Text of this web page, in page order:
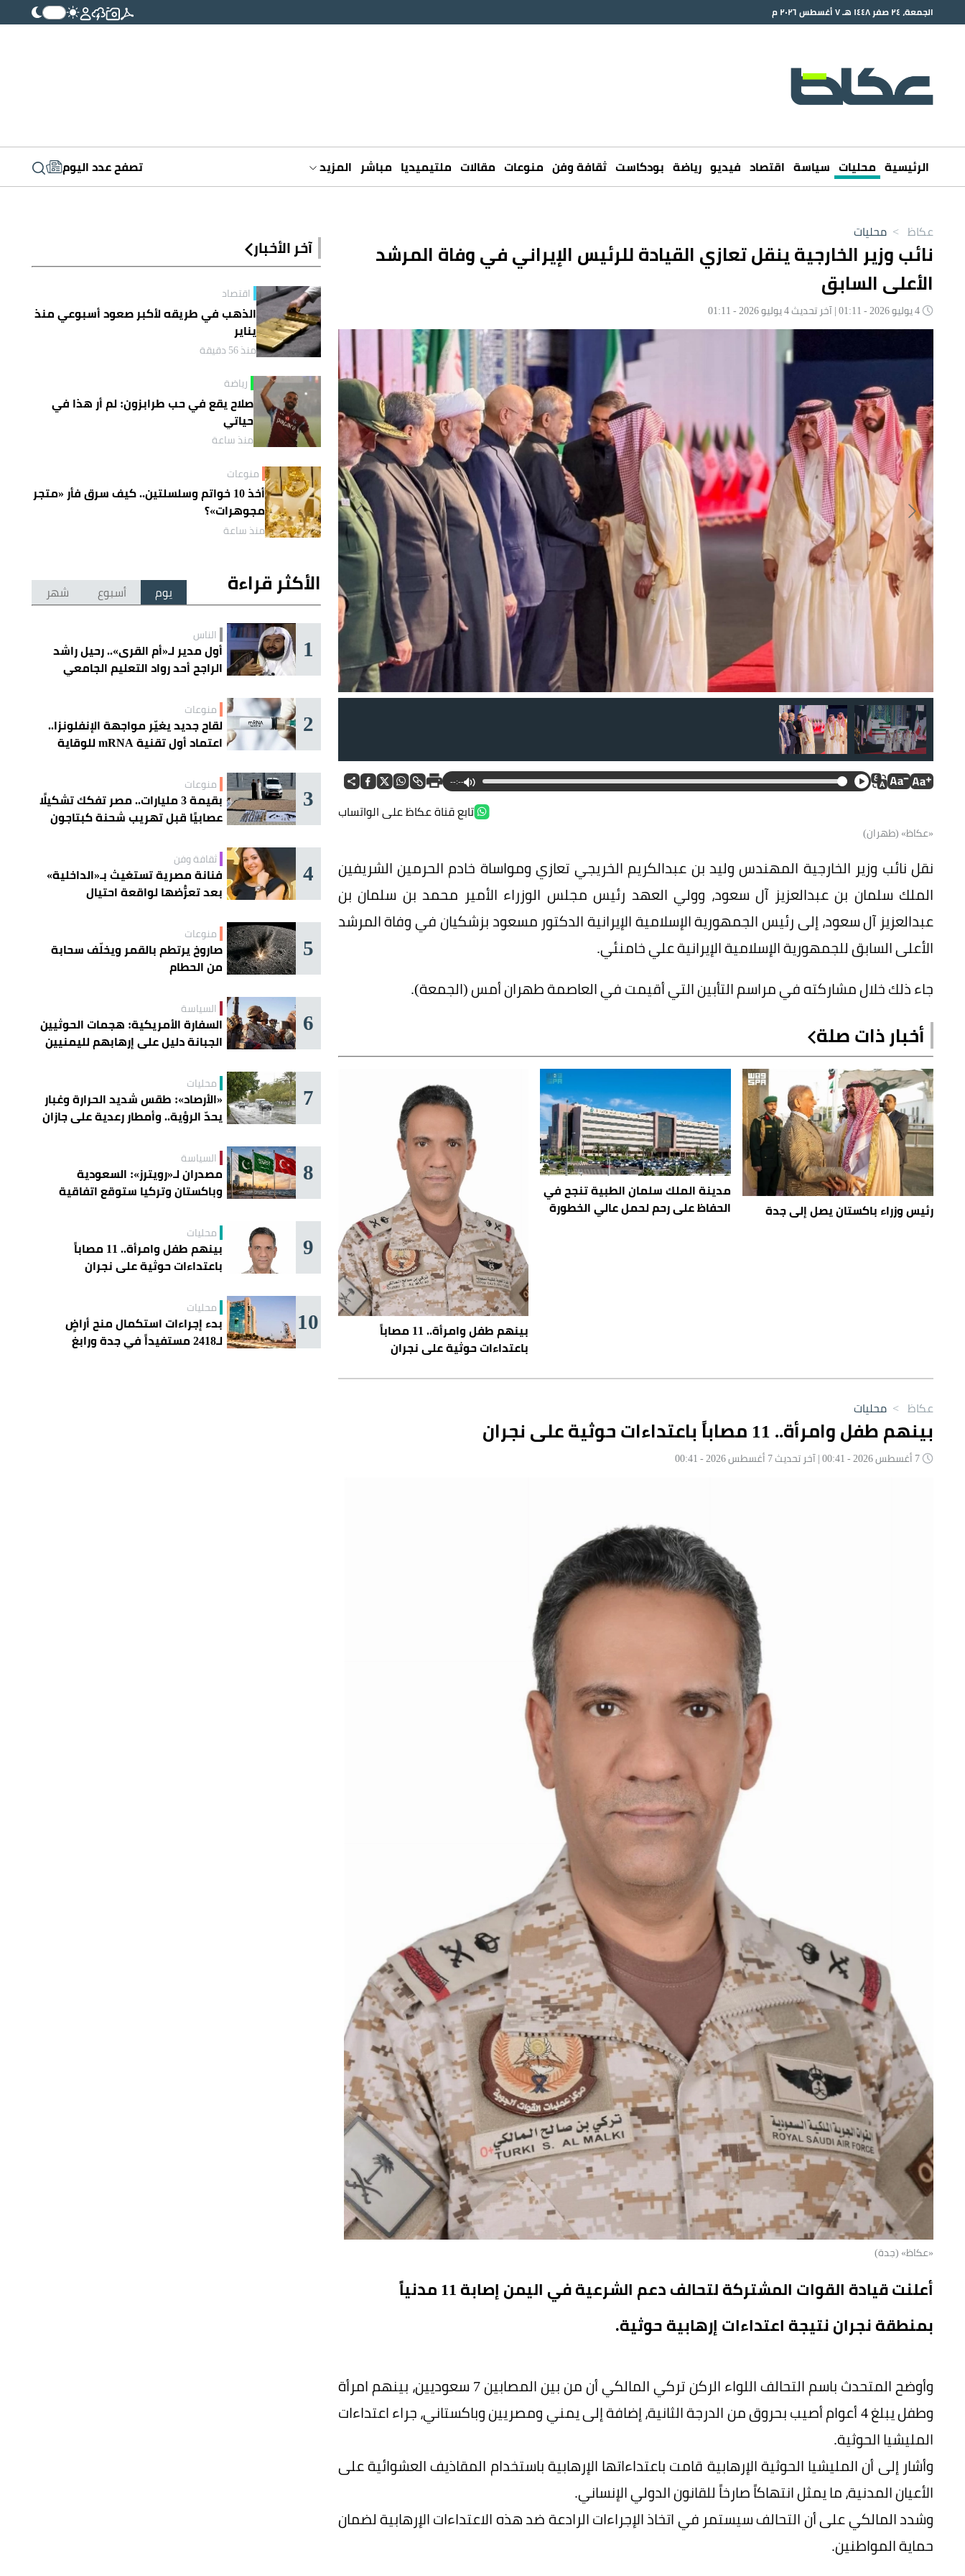
الجمعة، ٢٤ صفر ١٤٤٨ هـ ٧ أغسطس ٢٠٢٦ م
الرئيسية محليات سياسة اقتصاد فيديو رياضة بودكاست ثقافة وفن منوعات مقالات ملتيميديا مباشر المزيد تصفح عدد اليوم
عكاظ > محليات
نائب وزير الخارجية ينقل تعازي القيادة للرئيس الإيراني في وفاة المرشد
الأعلى السابق
--:--
تابع قناة عكاظ على الواتساب
«عكاظ» (طهران)
نقل نائب وزير الخارجية المهندس وليد بن عبدالكريم الخريجي تعازي ومواساة خادم الحرمين الشريفين
الملك سلمان بن عبدالعزيز آل سعود، وولي العهد رئيس مجلس الوزراء الأمير محمد بن سلمان بن
عبدالعزيز آل سعود، إلى رئيس الجمهورية الإسلامية الإيرانية الدكتور مسعود بزشكيان في وفاة المرشد
الأعلى السابق للجمهورية الإسلامية الإيرانية علي خامنئي.
جاء ذلك خلال مشاركته في مراسم التأبين التي أقيمت في العاصمة طهران أمس (الجمعة).
أخبار ذات صلة
رئيس وزراء باكستان يصل إلى جدة
مدينة الملك سلمان الطبية تنجح في
الحفاظ على رحم لحمل عالي الخطورة
بينهم طفل وامرأة.. 11 مصاباً
باعتداءات حوثية على نجران
آخر الأخبار
اقتصاد
الذهب في طريقه لأكبر صعود أسبوعي منذ
يناير
منذ 56 دقيقة
رياضة
صلاح يقع في حب طرابزون: لم أر هذا في
حياتي
منذ ساعة
منوعات
أخذ 10 خواتم وسلسلتين.. كيف سرق فأر «متجر
مجوهرات»؟
منذ ساعة
الأكثر قراءة يوم أسبوع شهر
1 الناس
أول مدير لـ«أم القرى».. رحيل راشد
الراجح أحد رواد التعليم الجامعي
2 منوعات
لقاح جديد يغيّر مواجهة الإنفلونزا..
اعتماد أول تقنية mRNA للوقاية
3 منوعات
بقيمة 3 مليارات.. مصر تفكك تشكيلًا
عصابيًا قبل تهريب شحنة كبتاجون
4 ثقافة وفن
فنانة مصرية تستغيث بـ«الداخلية»
بعد تعرُّضها لواقعة احتيال
5 منوعات
صاروخ يرتطم بالقمر ويخلّف سحابة
من الحطام
6 السياسة
السفارة الأمريكية: هجمات الحوثيين
الجبانة دليل على إرهابهم لليمنيين
7 محليات
«الأرصاد»: طقس شديد الحرارة وغبار
يحدّ الرؤية.. وأمطار رعدية على جازان
8 السياسة
مصدران لـ«رويترز»: السعودية
وباكستان وتركيا ستوقع اتفاقية
9 محليات
بينهم طفل وامرأة.. 11 مصاباً
باعتداءات حوثية على نجران
10 محليات
بدء إجراءات استكمال منح أراضٍ
لـ2418 مستفيداً في جدة ورابغ
عكاظ > محليات
بينهم طفل وامرأة.. 11 مصاباً باعتداءات حوثية على نجران
«عكاظ» (جدة)
أعلنت قيادة القوات المشتركة لتحالف دعم الشرعية في اليمن إصابة 11 مدنياً
بمنطقة نجران نتيجة اعتداءات إرهابية حوثية.
وأوضح المتحدث باسم التحالف اللواء الركن تركي المالكي أن من بين المصابين 7 سعوديين، بينهم امرأة
وطفل يبلغ 4 أعوام أصيب بحروق من الدرجة الثانية، إضافة إلى يمني ومصريين وباكستاني، جراء اعتداءات
المليشيا الحوثية.
وأشار إلى أن المليشيا الحوثية الإرهابية قامت باعتداءاتها الإرهابية باستخدام المقاذيف العشوائية على
الأعيان المدنية، ما يمثل انتهاكاً صارخاً للقانون الدولي الإنساني.
وشدد المالكي على أن التحالف سيستمر في اتخاذ الإجراءات الرادعة ضد هذه الاعتداءات الإرهابية لضمان
حماية المواطنين.